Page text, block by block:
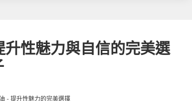
性魅力與自信的完美選
- 提升性魅力的完美選擇